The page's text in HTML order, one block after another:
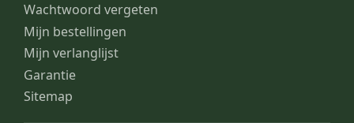
Wachtwoord vergeten
Mijn bestellingen
Mijn verlanglijst
Garantie
Sitemap